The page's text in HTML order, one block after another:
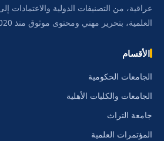
عراقية، من التصنيفات الدولية والاعتمادات
العلمية، بتحرير مهني ومحتوى موثوق منذ 2020.
الأقسام
الجامعات الحكومية
الجامعات والكليات الأهلية
جامعة التراث
المؤتمرات العلمية